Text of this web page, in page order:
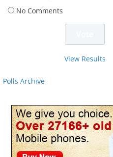
No Comments
View Results
Polls Archive